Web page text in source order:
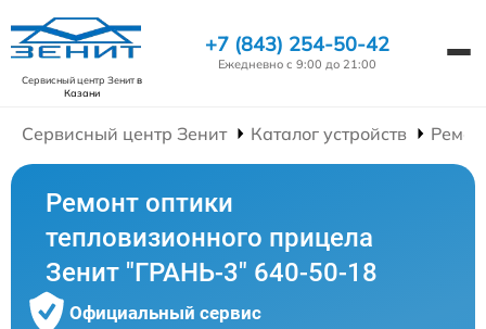
Сервисный центр Зенитв
Казани
+7 (843) 254-50-42
Ежедневно с 9:00 до 21:00
Сервисный центр Зенит Каталог устройств
Ремонт оптики
тепловизионного прицела
Зенит "ГРАНЬ-3" 640-50-18
Официальный сервис